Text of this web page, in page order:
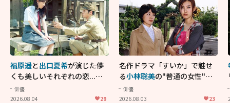
福原遥と出口夏希が演じた儚
くも美しいそれぞれの恋...生
きることの尊さを教えてくれ
た映画「あの花が咲く丘で、
俳優
2026.08.04
29
名作ドラマ「すいか」で魅せ
る小林聡美の"普通の女性"が
大人に刺さる...映画「かもめ
食堂」にも通じる静かな芝居
俳優
2026.08.03
23